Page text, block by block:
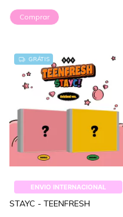
Comprar
GRÁTIS
ENVIO INTERNACIONAL
STAYC - TEENFRESH